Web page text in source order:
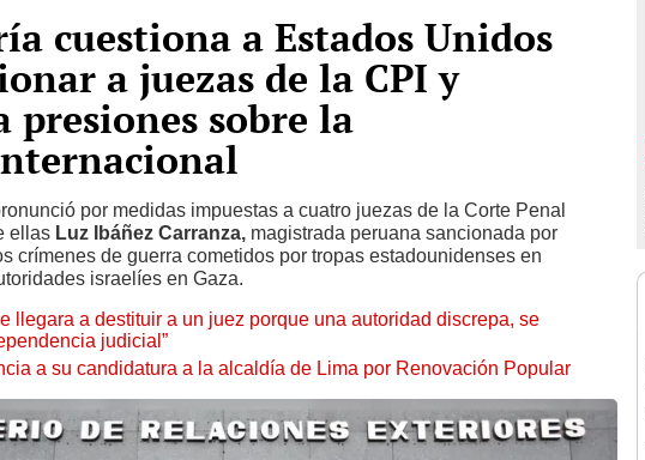
cuestiona a Estados Unidos
a juezas de la CPI y
presiones sobre la
por medidas impuestas a cuatro juezas de la Corte Penal
ellas Luz Ibáñez Carranza, magistrada peruana sancionada por
crímenes de guerra cometidos por tropas estadounidenses en
israelíes en Gaza.
llegara a destituir a un juez porque una autoridad discrepa, se
judicial”
a su candidatura a la alcaldía de Lima por Renovación Popular